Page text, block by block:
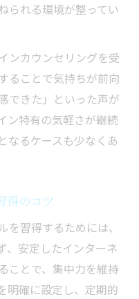
られる環境が整ってい
ンカウンセリングを受
ることで気持ちが前向
できた」といった声が
ン特有の気軽さが継続
なるケースも少なくあ
得のコツ
習得するためには、
、安定したインターネ
ことで、集中力を維持
明確に設定し、定期的